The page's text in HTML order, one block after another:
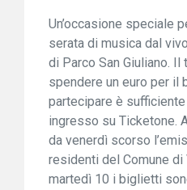
Un’occasione speciale
serata di musica dal
di Parco San Giuliano.
spendere un euro per il
partecipare è
ingresso su Ticketone.
da venerdì scorso
residenti del Comune di
martedì 10 i biglietti